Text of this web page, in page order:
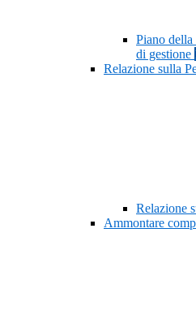
Piano della
di gestione
Relazione sulla
Relazione
Ammontare